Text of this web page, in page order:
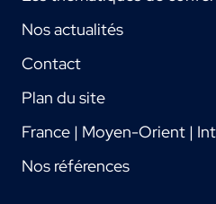
Nos actualités
Contact
Plan du site
France | Moyen-Orient |
Nos références